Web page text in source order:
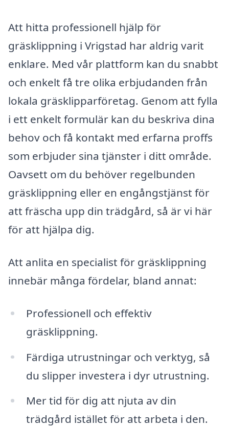
Att hitta professionell hjälp för
gräsklippning i Vrigstad har aldrig varit
enklare. Med vår plattform kan du snabbt
och enkelt få tre olika erbjudanden från
lokala gräsklipparföretag. Genom att fylla
i ett enkelt formulär kan du beskriva dina
behov och få kontakt med erfarna proffs
som erbjuder sina tjänster i ditt område.
Oavsett om du behöver regelbunden
gräsklippning eller en engångstjänst för
att fräscha upp din trädgård, så är vi här
för att hjälpa dig.
Att anlita en specialist för gräsklippning
innebär många fördelar, bland annat:
Professionell och effektiv
gräsklippning.
Färdiga utrustningar och verktyg, så
du slipper investera i dyr utrustning.
Mer tid för dig att njuta av din
trädgård istället för att arbeta i den.